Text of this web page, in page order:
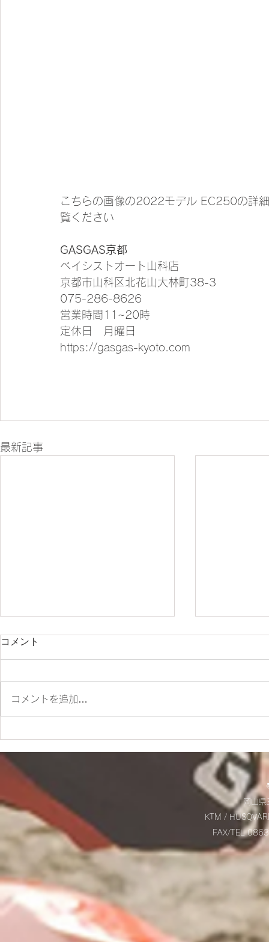
こちらの画像の2022モデル EC250の詳
覧ください
GASGAS京都
ベイシストオート山科店
京都市山科区北花山大林町38-3
075-286-8626
営業時間11~20時
定休日　月曜日
https://gasgas-kyoto.com
最新記事
✨SM700 2022 カスタム車
✨
☆9/20(土)
お知らせ☆
コメント
コメントを追加…
岡山
KTM /
FAX/TEL